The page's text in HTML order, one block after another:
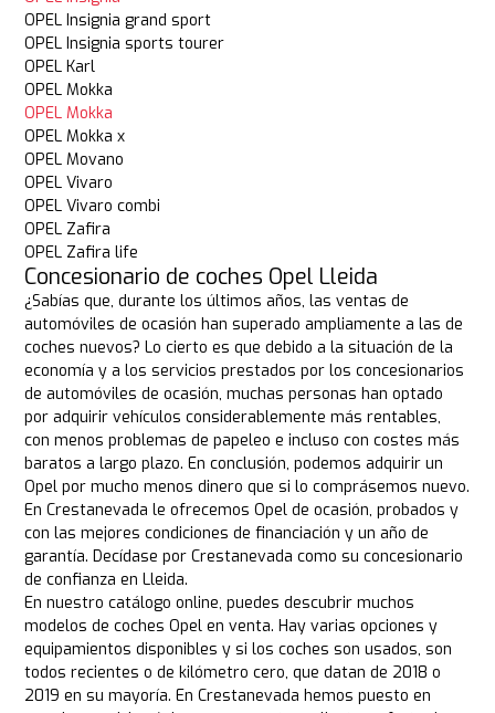
OPEL Insignia grand sport
OPEL Insignia sports tourer
OPEL Karl
OPEL Mokka
OPEL Mokka
OPEL Mokka x
OPEL Movano
OPEL Vivaro
OPEL Vivaro combi
OPEL Zafira
OPEL Zafira life
Concesionario de coches Opel Lleida
¿Sabías que, durante los últimos años, las ventas de
automóviles de ocasión han superado ampliamente a las de
coches nuevos? Lo cierto es que debido a la situación de la
economía y a los servicios prestados por los concesionarios
de automóviles de ocasión, muchas personas han optado
por adquirir vehículos considerablemente más rentables,
con menos problemas de papeleo e incluso con costes más
baratos a largo plazo. En conclusión, podemos adquirir un
Opel por mucho menos dinero que si lo comprásemos nuevo.
En Crestanevada le ofrecemos Opel de ocasión, probados y
con las mejores condiciones de financiación y un año de
garantía. Decídase por Crestanevada como su concesionario
de confianza en Lleida.
En nuestro catálogo online, puedes descubrir muchos
modelos de coches Opel en venta. Hay varias opciones y
equipamientos disponibles y si los coches son usados, son
todos recientes o de kilómetro cero, que datan de 2018 o
2019 en su mayoría. En Crestanevada hemos puesto en